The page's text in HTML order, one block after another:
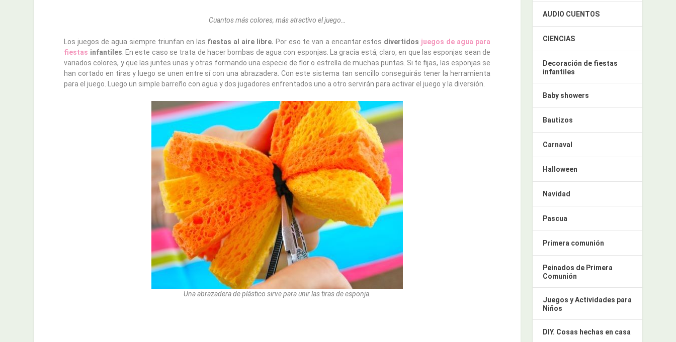
Cuantos más colores, más atractivo el juego…
Los juegos de agua siempre triunfan en las fiestas al aire libre. Por eso te van a encantar estos divertidos juegos de agua para
fiestas infantiles. En este caso se trata de hacer bombas de agua con esponjas. La gracia está, claro, en que las esponjas sean de
variados colores, y que las juntes unas y otras formando una especie de flor o estrella de muchas puntas. Si te fijas, las esponjas se
han cortado en tiras y luego se unen entre sí con una abrazadera. Con este sistema tan sencillo conseguirás tener la herramienta
para el juego. Luego un simple barreño con agua y dos jugadores enfrentados uno a otro servirán para activar el juego y la diversión.
Una abrazadera de plástico sirve para unir las tiras de esponja.
AUDIO CUENTOS
CIENCIAS
Decoración de fiestas
infantiles
Baby showers
Bautizos
Carnaval
Halloween
Navidad
Pascua
Primera comunión
Peinados de Primera
Comunión
Juegos y Actividades para
Niños
DIY. Cosas hechas en casa